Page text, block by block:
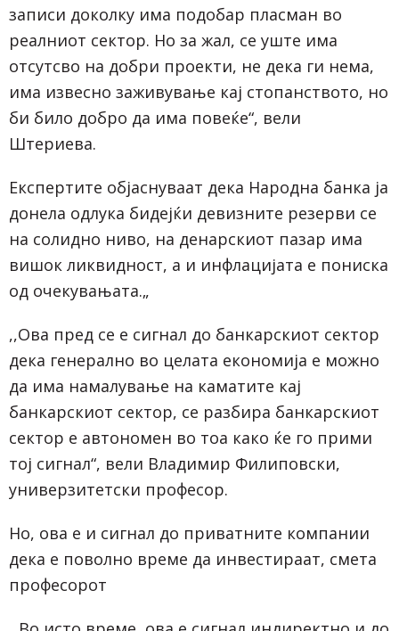
записи доколку има подобар пласман во
реалниот сектор. Но за жал, се уште има
отсутсво на добри проекти, не дека ги нема,
има извесно заживување кај стопанството, но
би било добро да има повеќе“, вели
Штериева.
Експертите објаснуваат дека Народна банка ја
донела одлука бидејќи девизните резерви се
на солидно ниво, на денарскиот пазар има
вишок ликвидност, а и инфлацијата е пониска
од очекувањата.„
,,Ова пред се е сигнал до банкарскиот сектор
дека генерално во целата економија е можно
да има намалување на каматите кај
банкарскиот сектор, се разбира банкарскиот
сектор е автономен во тоа како ќе го прими
тој сигнал“, вели Владимир Филиповски,
универзитетски професор.
Но, ова е и сигнал до приватните компании
дека е поволно време да инвестираат, смета
професорот